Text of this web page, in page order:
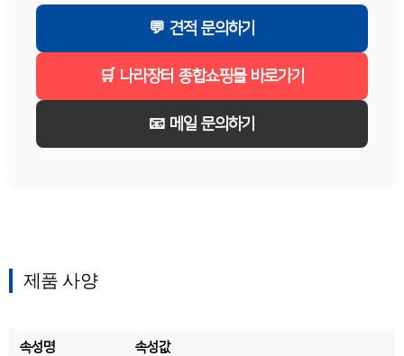
💬 견적 문의하기
🛒 나라장터 종합쇼핑몰 바로가기
📧 메일 문의하기
제품 사양
속성명 속성값